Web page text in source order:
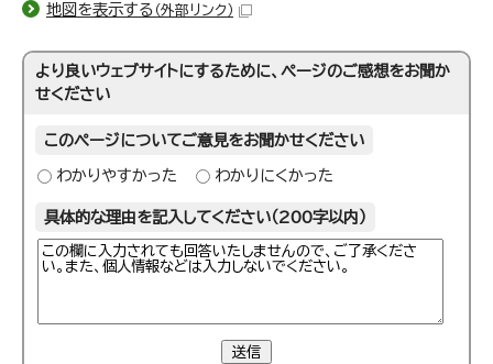
地図を表示する （外部リンク）
より良いウェブサイトにするために、ページのご感想をお聞か
せください
このページについてご意見をお聞かせください
わかりやすかった わかりにくかった
具体的な理由を記入してください（200字以内）
送信